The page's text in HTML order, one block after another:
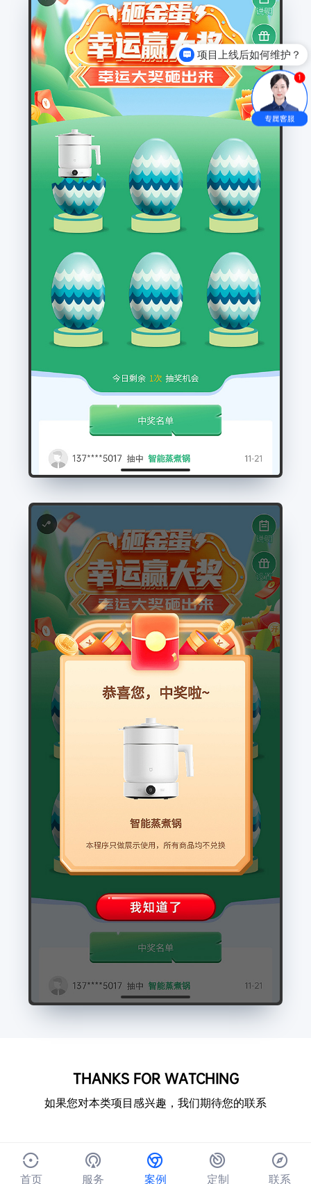
THANKS FOR WATCHING
如果您对本类项目感兴趣，我们期待您的联系
首页 服务 案例 定制 联系
项目上线后如何维护？